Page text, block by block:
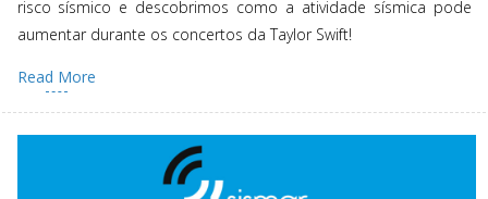
risco sísmico e descobrimos como a atividade sísmica pode
aumentar durante os concertos da Taylor Swift!
Read More